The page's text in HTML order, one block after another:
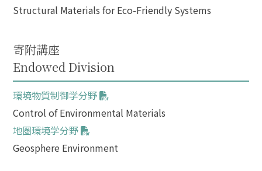
Structural Materials for Eco-Friendly Systems
寄附講座
Endowed Division
環境物質制御学分野
Control of Environmental Materials
地圏環境学分野
Geosphere Environment